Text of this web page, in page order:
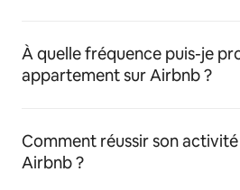
À quelle fréquence puis-je
appartement sur Airbnb ?
Comment réussir son
Airbnb ?